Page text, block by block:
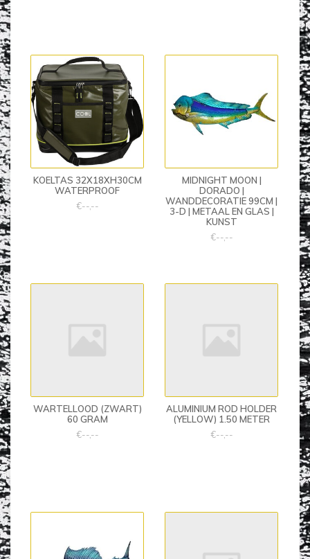
KOELTAS 32X18XH30CM
WATERPROOF
€--,--
MIDNIGHT MOON |
DORADO |
WANDDECORATIE 99CM |
3-D | METAAL EN GLAS |
KUNST
€--,--
WARTELLOOD (ZWART)
60 GRAM
€--,--
ALUMINIUM ROD HOLDER
(YELLOW) 1.50 METER
€--,--